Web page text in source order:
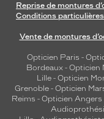
Reprise de montures
Conditions
Vente de montures
Opticien Paris -
Bordeaux- Opticien
Lille - Opticien
Grenoble - Opticien
Reims - Opticien Angers